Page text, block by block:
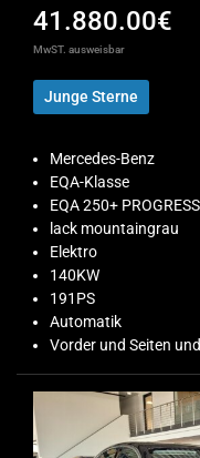
41.880.00€
MwST. ausweisbar
Junge Sterne
Mercedes-Benz
EQA-Klasse
EQA 250+
lack mountaingrau
Elektro
140KW
191PS
Automatik
Vorder und Seiten